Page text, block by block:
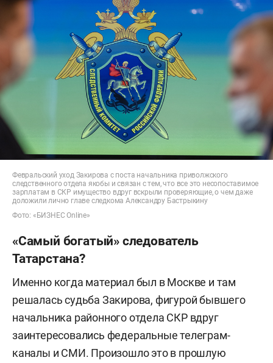
Февральский уход Закирова с поста начальника приволжского
следственного отдела якобы и связан с тем, что все это несопоставимое
зарплатам в СКР имущество вдруг вскрыли проверяющие, о чем даже
доложили лично главе следкома Александру Бастрыкину
Фото: «БИЗНЕС Online»
«Самый богатый» следователь
Татарстана?
Именно когда материал был в Москве и там
решалась судьба Закирова, фигурой бывшего
начальника районного отдела СКР вдруг
заинтересовались федеральные телеграм-
каналы и СМИ. Произошло это в прошлую